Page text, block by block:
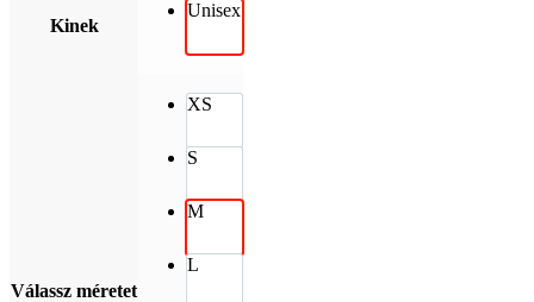
Kinek
Unisex
Válassz méretet
XS
S
M
L